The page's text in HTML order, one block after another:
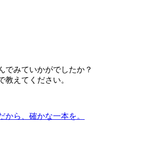
でみていかがでしたか？
教えてください。
から、確かな一本を。